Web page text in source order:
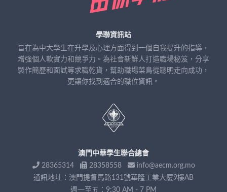
學聯資訊站
旨在為中大學生在升學及心理方面得到一個自我提升的指導，
增強個人軟實力和競爭力。為社會新鮮人打造職場秘笈，分享
製作簡歷和面試等求職乾貨，幫助職場菜鳥從聰明走向成功，
更讓你找到適合的職位資訊。
澳門中華學生聯合總會
28365314
28358558
info@aecm.org.mo
通訊地址：澳門提督馬路131號華隆工業大廈9樓AB
週一至五：9:30 AM - 7 PM